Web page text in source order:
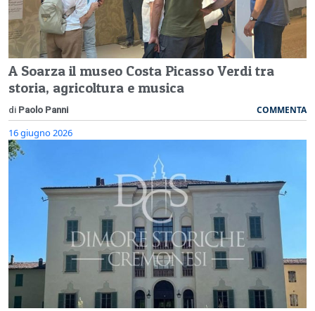
A Soarza il museo Costa Picasso Verdi tra
storia, agricoltura e musica
di Paolo Panni COMMENTA
16 giugno 2026